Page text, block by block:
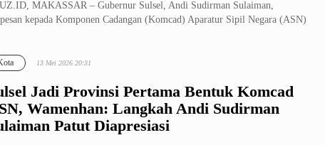
MAKASSAR – Gubernur Sulsel, Andi Sudirman Sulaiman,
kepada Komponen Cadangan (Komcad) Aparatur Sipil Negara (ASN)
Jadi Provinsi Pertama Bentuk Komcad
Wamenhan: Langkah Andi Sudirman
Patut Diapresiasi
13 Mei 2026 20:31